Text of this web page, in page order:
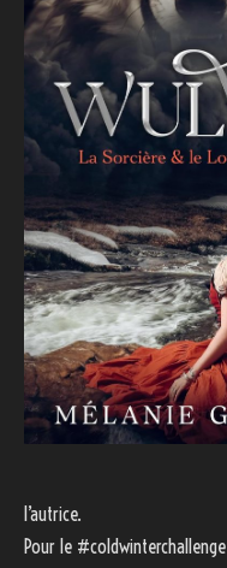
l’autrice.
Pour le #coldwinterchallenge